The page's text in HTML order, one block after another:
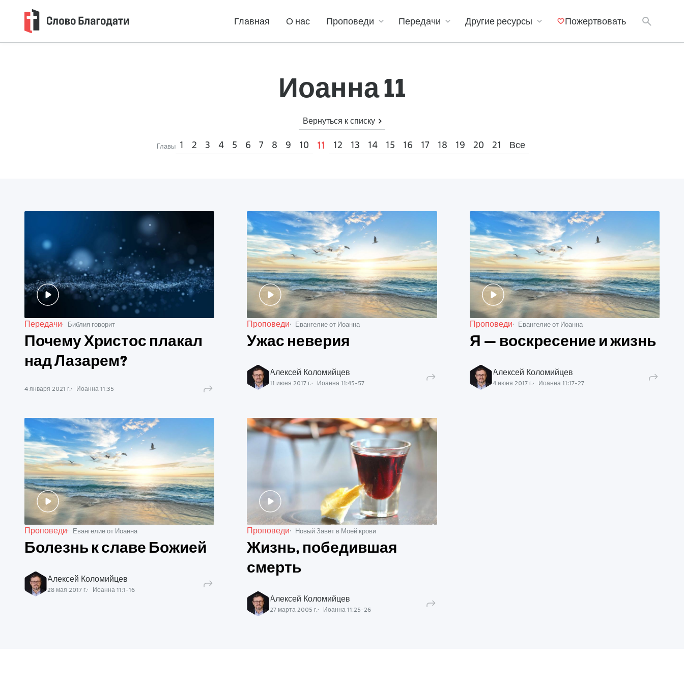
Главная О нас Проповеди Передачи Другие ресурсы Пожертвовать
Иоанна 11
Вернуться к списку
Главы 1 2 3 4 5 6 7 8 9 10 11 12 13 14 15 16 17 18 19 20 21 Все
Передачи Библия говорит
Почему Христос плакал
над Лазарем?
4 января 2021 г. Иоанна 11:35
Проповеди Евангелие от Иоанна
Ужас неверия
Алексей Коломийцев
11 июня 2017 г. Иоанна 11:45-57
Проповеди Евангелие от Иоанна
Я — воскресение и жизнь
Алексей Коломийцев
4 июня 2017 г. Иоанна 11:17-27
Проповеди Евангелие от Иоанна
Болезнь к славе Божией
Алексей Коломийцев
28 мая 2017 г. Иоанна 11:1-16
Проповеди Новый Завет в Моей крови
Жизнь, победившая
смерть
Алексей Коломийцев
27 марта 2005 г. Иоанна 11:25-26